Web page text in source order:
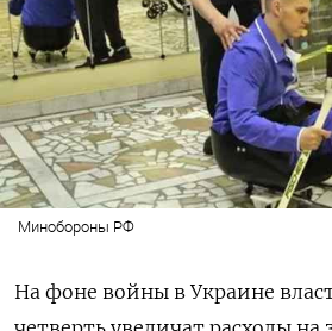
Минобороны РФ
На фоне войны в Украине